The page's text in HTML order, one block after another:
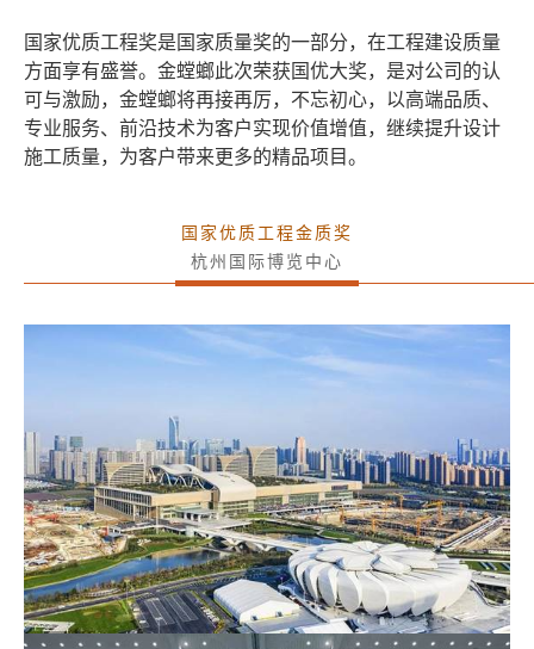
国家优质工程奖是国家质量奖的一部分，在工程建设质量
方面享有盛誉。 金螳螂此次荣获国优大奖，是对公司的认
可与激励，金螳螂将再接再厉，不忘初心，以高端品质、
专业服务、前沿技术为客户实现价值增值，继续提升设计
施工质量，为客户带来更多的精品项目。
国家优质工程金质奖
杭州国际博览中心